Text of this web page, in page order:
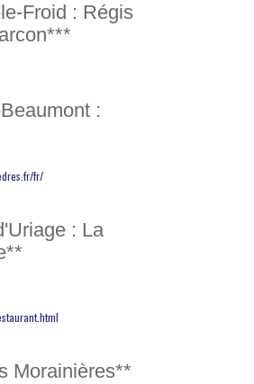
Froid : Régis
:
fr/
: La
Morainières**